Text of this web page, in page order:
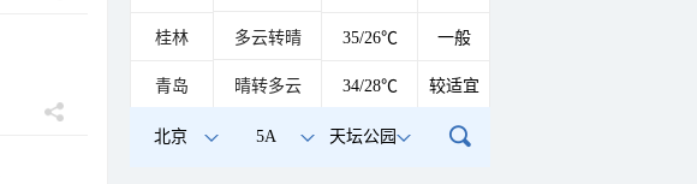
桂林 多云转晴 35/26℃ 一般
青岛 晴转多云 34/28℃ 较适宜
北京 5A 天坛公园